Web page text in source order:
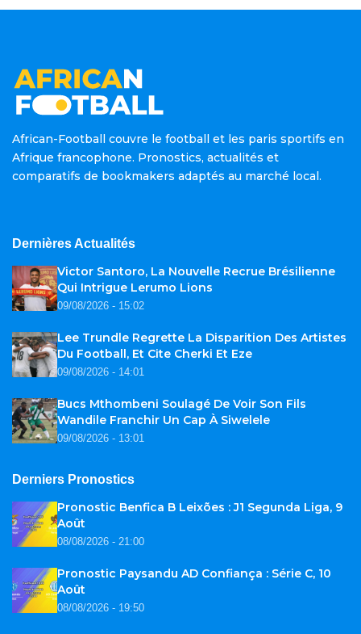
African-Football couvre le football et les paris sportifs en
Afrique francophone. Pronostics, actualités et
comparatifs de bookmakers adaptés au marché local.
Dernières Actualités
Victor Santoro, La Nouvelle Recrue Brésilienne
Qui Intrigue Lerumo Lions
09/08/2026 - 15:02
Lee Trundle Regrette La Disparition Des Artistes
Du Football, Et Cite Cherki Et Eze
09/08/2026 - 14:01
Bucs Mthombeni Soulagé De Voir Son Fils
Wandile Franchir Un Cap À Siwelele
09/08/2026 - 13:01
Derniers Pronostics
Pronostic Benfica B Leixões : J1 Segunda Liga, 9
Août
08/08/2026 - 21:00
Pronostic Paysandu AD Confiança : Série C, 10
Août
08/08/2026 - 19:50